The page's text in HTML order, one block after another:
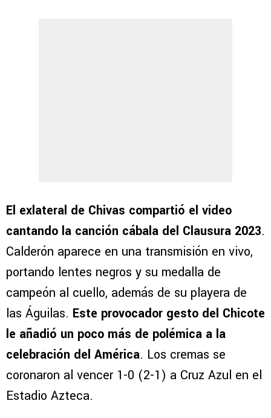
El exlateral de Chivas compartió el video
cantando la canción cábala del Clausura 2023.
Calderón aparece en una transmisión en vivo,
portando lentes negros y su medalla de
campeón al cuello, además de su playera de
las Águilas. Este provocador gesto del Chicote
le añadió un poco más de polémica a la
celebración del América. Los cremas se
coronaron al vencer 1-0 (2-1) a Cruz Azul en el
Estadio Azteca.